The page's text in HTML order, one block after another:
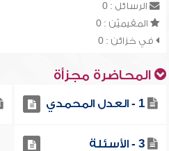
الرسائل : 0
المقيميّن : 0
في خزائن : 0
المحاضرة مجزأة
1 - العدل المحمدي
3 - الأسئلة